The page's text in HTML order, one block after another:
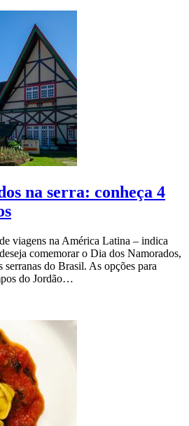
na serra: conheça 4
viagens na América Latina – indica
comemorar o Dia dos Namorados,
do Brasil. As opções para
do Jordão…